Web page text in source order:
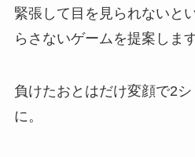
緊張して目を見られないと
らさないゲームを提案します
負けたおとはだけ変顔で2
に。